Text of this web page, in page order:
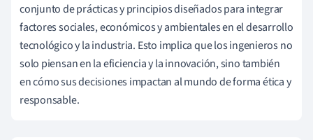
conjunto de prácticas y principios diseñados para integrar
factores sociales, económicos y ambientales en el desarrollo
tecnológico y la industria. Esto implica que los ingenieros no
solo piensan en la eficiencia y la innovación, sino también
en cómo sus decisiones impactan al mundo de forma ética y
responsable.